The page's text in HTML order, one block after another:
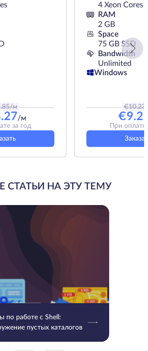
/м
/м
за год
4 Xeon Cores
RAM
2 GB
Space
75 GB SSD
Bandwidth
Unlimited
Windows
€10.23
€
При оплате
СТАТЬИ НА ЭТУ ТЕМУ
по работе с Shell:
пустых каталогов